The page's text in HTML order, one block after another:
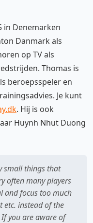
in Denemarken
Danmark als
op TV als
Thomas is
beroepsspeler en
Je kunt
. Hij is ook
Huynh Nhut Duong
small things that
often many players
and focus too much
etc. instead of the
you are aware of